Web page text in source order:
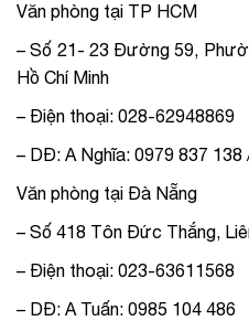
Văn phòng tại TP HCM
– Số 21- 23 Đường 59,
Hồ Chí Minh
– Điện thoại: 028-62948869
– DĐ: A Nghĩa: 0979 837
Văn phòng tại Đà Nẵng
– Số 418 Tôn Đức Thắng,
– Điện thoại: 023-63611568
– DĐ: A Tuấn: 0985 104 486